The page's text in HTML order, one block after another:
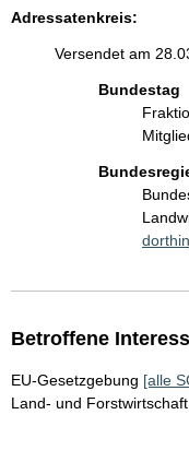
Adressatenkreis:
Versendet am
Bundestag
Betroffene
EU-Gesetzgebung [alle
Land- und Forstwirtschaft